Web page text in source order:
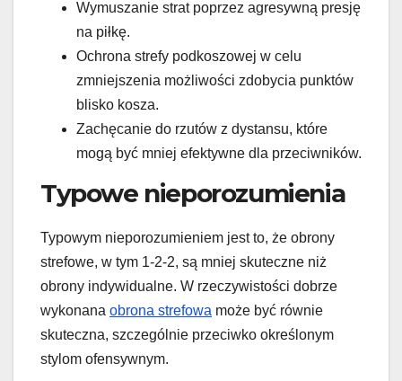
Wymuszanie strat poprzez agresywną presję
na piłkę.
Ochrona strefy podkoszowej w celu
zmniejszenia możliwości zdobycia punktów
blisko kosza.
Zachęcanie do rzutów z dystansu, które
mogą być mniej efektywne dla przeciwników.
Typowe nieporozumienia
Typowym nieporozumieniem jest to, że obrony
strefowe, w tym 1-2-2, są mniej skuteczne niż
obrony indywidualne. W rzeczywistości dobrze
wykonana obrona strefowa może być równie
skuteczna, szczególnie przeciwko określonym
stylom ofensywnym.